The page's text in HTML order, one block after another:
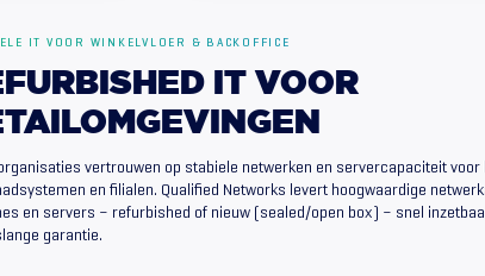
IT VOOR WINKELVLOER & BACKOFFICE
IT VOOR
vertrouwen op stabiele netwerken en servercapaciteit voor
en filialen. Qualified Networks levert hoogwaardige
en servers – refurbished of nieuw (sealed/open box) – snel
garantie.